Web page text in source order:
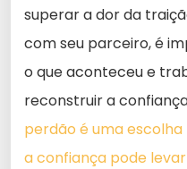
superar a dor da
com seu parceiro, é
o que aconteceu e
reconstruir a
perdão é uma
a confiança pode